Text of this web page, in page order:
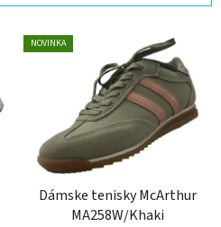
NOVINKA
Dámske tenisky McArthur
MA258W/Khaki